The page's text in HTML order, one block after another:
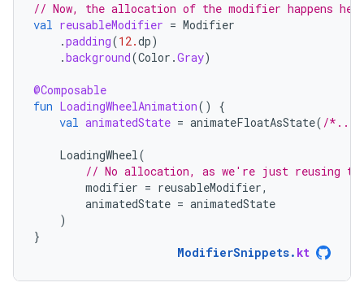
// Now, the allocation of the modifier happens
val reusableModifier = Modifier
.padding(12.dp)
.background(Color .Gray)
@Composable
fun LoadingWheelAnimation()
{
val animatedState = animateFloatAsState( /
LoadingWheel(
// No allocation, as we're just reusing the
modifier = reusableModifier,
animatedState = animatedState
)
}
ModifierSnippets. kt